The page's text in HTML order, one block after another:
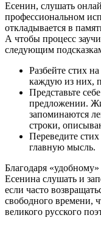
Есенин, слушать
профессиональном
откладывается в
А чтобы процесс
следующим
Разбейте стих
каждую из них,
Представьте
предложении.
запоминаются
строки,
Переведите
главную мысль.
Благодаря
Есенина слушать и
если часто
свободного времени,
великого русского